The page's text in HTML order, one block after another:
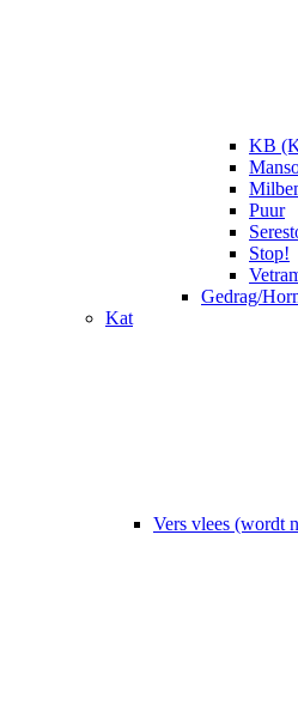
KB
Puur
Stop!
Gedrag/
Kat
Vers vlees (wordt